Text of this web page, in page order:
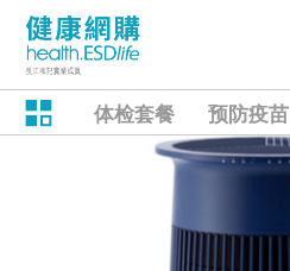
体检套餐 预防疫苗